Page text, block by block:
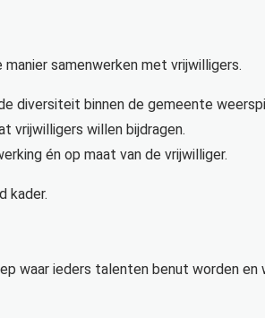
samenwerken met vrijwilligers.
diversiteit binnen de gemeente
vrijwilligers willen bijdragen.
én op maat van de vrijwilliger.
kader.
waar ieders talenten benut worden en